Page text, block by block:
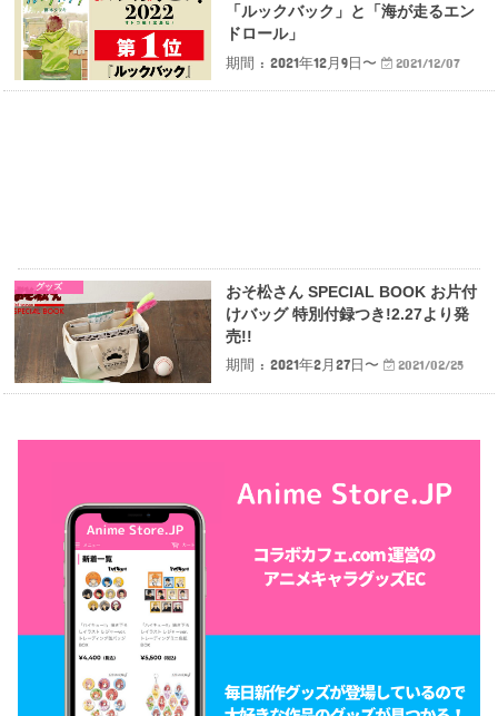
「ルックバック」と「海が走るエン
ドロール」
期間 : 2021年12月9日〜
2021/12/07
グッズ
おそ松さん SPECIAL BOOK お片付
けバッグ 特別付録つき!2.27より発
売!!
期間 : 2021年2月27日〜
2021/02/25